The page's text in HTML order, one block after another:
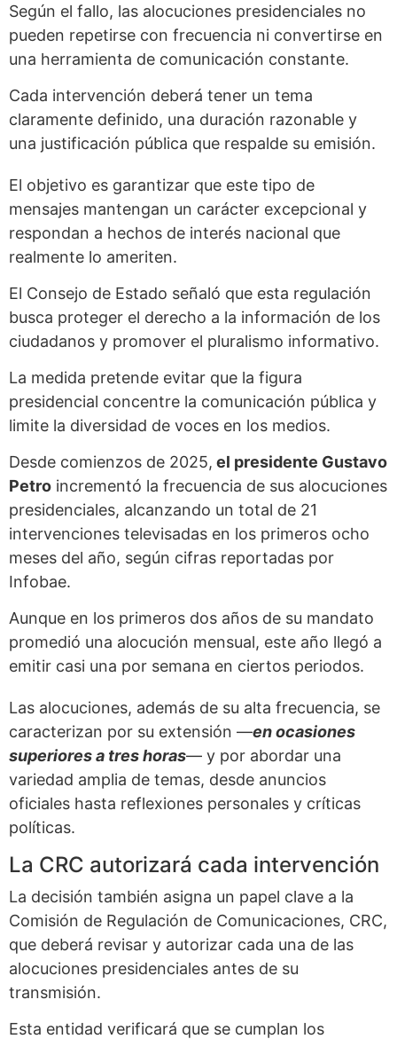
Según el fallo, las alocuciones presidenciales no
pueden repetirse con frecuencia ni convertirse en
una herramienta de comunicación constante.
Cada intervención deberá tener un tema
claramente definido, una duración razonable y
una justificación pública que respalde su emisión.
El objetivo es garantizar que este tipo de
mensajes mantengan un carácter excepcional y
respondan a hechos de interés nacional que
realmente lo ameriten.
El Consejo de Estado señaló que esta regulación
busca proteger el derecho a la información de los
ciudadanos y promover el pluralismo informativo.
La medida pretende evitar que la figura
presidencial concentre la comunicación pública y
limite la diversidad de voces en los medios.
Desde comienzos de 2025, el presidente Gustavo
Petro incrementó la frecuencia de sus alocuciones
presidenciales, alcanzando un total de 21
intervenciones televisadas en los primeros ocho
meses del año, según cifras reportadas por
Infobae.
Aunque en los primeros dos años de su mandato
promedió una alocución mensual, este año llegó a
emitir casi una por semana en ciertos periodos.
Las alocuciones, además de su alta frecuencia, se
caracterizan por su extensión —en ocasiones
superiores a tres horas— y por abordar una
variedad amplia de temas, desde anuncios
oficiales hasta reflexiones personales y críticas
políticas.
La CRC autorizará cada intervención
La decisión también asigna un papel clave a la
Comisión de Regulación de Comunicaciones, CRC,
que deberá revisar y autorizar cada una de las
alocuciones presidenciales antes de su
transmisión.
Esta entidad verificará que se cumplan los